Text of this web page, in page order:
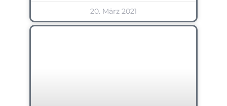
20. März 2021